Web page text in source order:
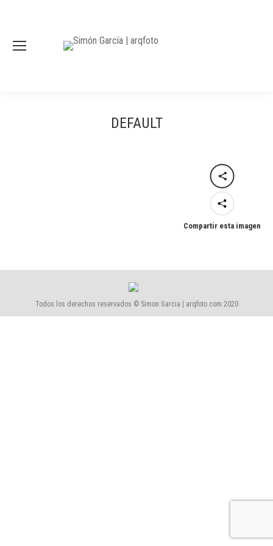
DEFAULT
Compartir esta imagen
Todos los derechos reservados © Simon Garcia | arqfoto.com 2020